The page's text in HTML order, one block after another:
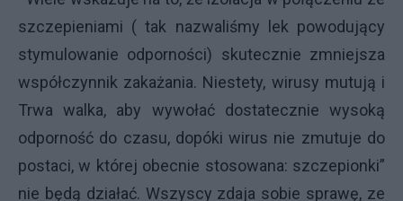
szczepieniami ( tak nazwaliśmy lek powodujący
stymulowanie odporności) skutecznie zmniejsza
współczynnik zakażania. Niestety, wirusy mutują i
Trwa walka, aby wywołać dostatecznie wysoką
odporność do czasu, dopóki wirus nie zmutuje do
postaci, w której obecnie stosowana: szczepionki”
nie będą działać. Wszyscy zdaja sobie sprawę, ze